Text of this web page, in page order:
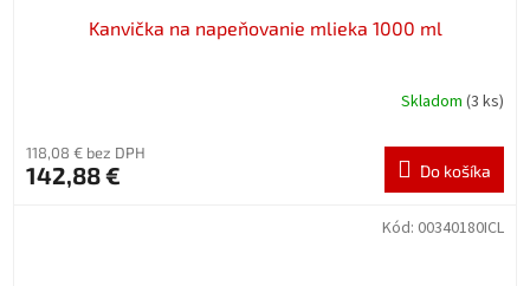
Kanvička na napeňovanie mlieka 1000 ml
Skladom (3 ks)
118,08 € bez DPH
142,88 € Do košíka
Kód: 00340180ICL